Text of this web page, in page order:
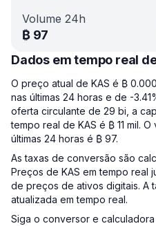
Volume 24h
₿ 97
Dados em tempo real
O preço atual de KAS é ₿
nas últimas 24 horas e de -
oferta circulante de 29 bi, a
tempo real de KAS é ₿ 11 mil.
últimas 24 horas é ₿ 97.
As taxas de conversão são
Preços de KAS em tempo real
de preços de ativos digitais. A
atualizada em tempo real.
Siga o conversor e